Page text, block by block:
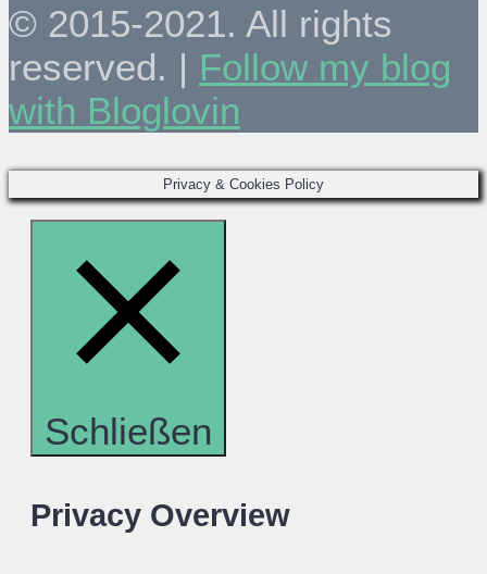
© 2015-2021. All rights
reserved. | Follow my blog
with Bloglovin
Privacy & Cookies Policy
Schließen
Privacy Overview